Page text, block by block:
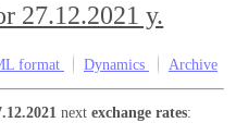
27.12.2021 y.
format Dynamics Archive
nextexchange rates: